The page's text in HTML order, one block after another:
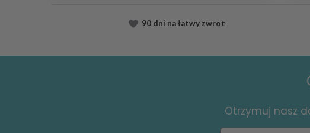
90 dni na łatwy zwrot
Otrzymuj nasz